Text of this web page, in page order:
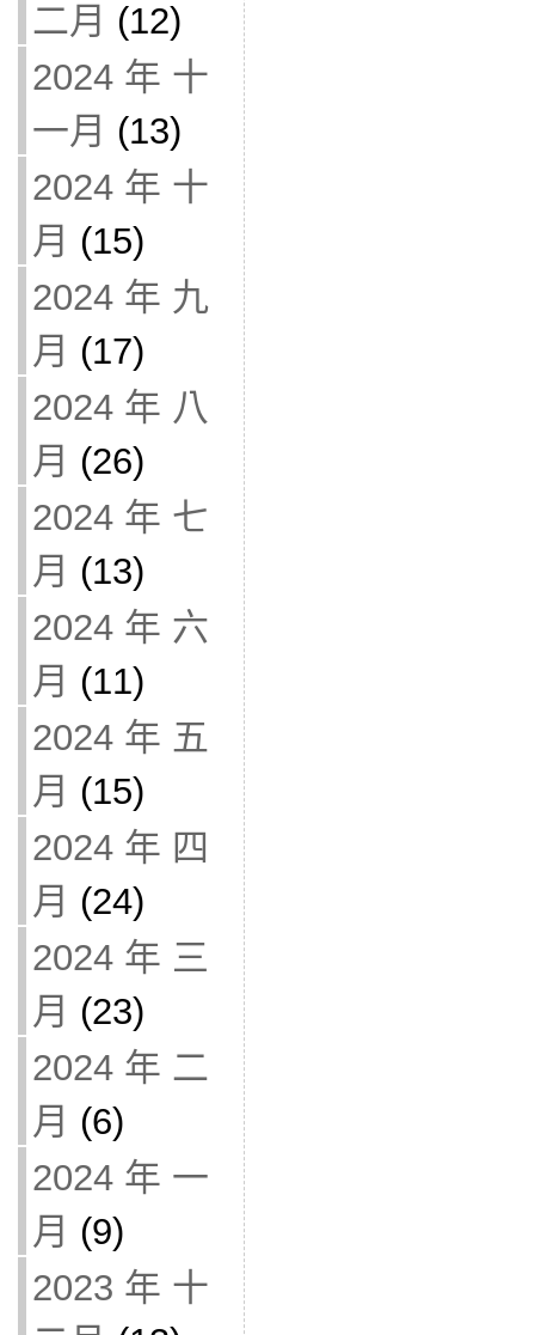
二月 (12)
2024 年 十
一月 (13)
2024 年 十
月 (15)
2024 年 九
月 (17)
2024 年 八
月 (26)
2024 年 七
月 (13)
2024 年 六
月 (11)
2024 年 五
月 (15)
2024 年 四
月 (24)
2024 年 三
月 (23)
2024 年 二
月 (6)
2024 年 一
月 (9)
2023 年 十